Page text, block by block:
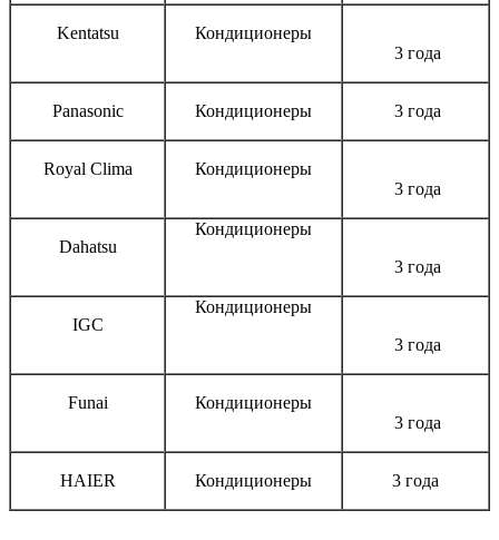
Kentatsu
Кондиционеры
3 года
Panasonic Кондиционеры 3 года
Royal Clima
Кондиционеры
3 года
Dahatsu
Кондиционеры
3 года
IGC
Кондиционеры
3 года
Funai
Кондиционеры
3 года
HAIER Кондиционеры 3 года